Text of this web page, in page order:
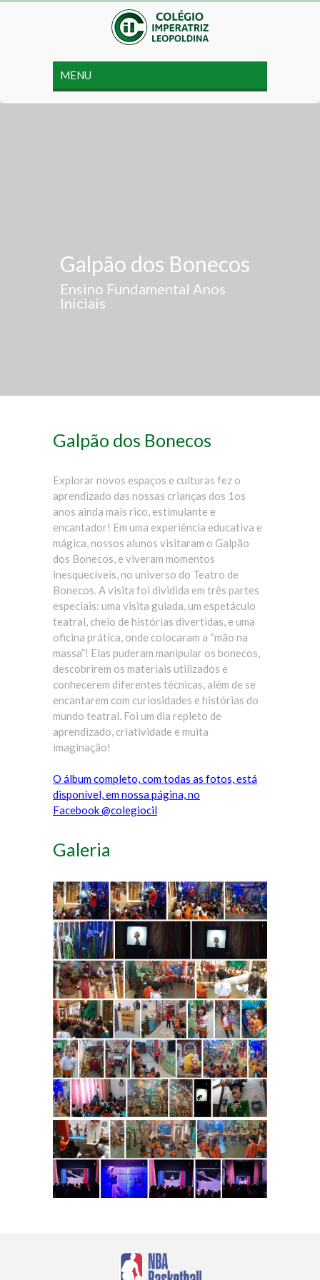
Galpão dos Bonecos
Ensino Fundamental Anos
Iniciais
Galpão dos Bonecos
Explorar novos espaços e culturas fez o
aprendizado das nossas crianças dos 1os
anos ainda mais rico, estimulante e
encantador! Em uma experiência educativa e
mágica, nossos alunos visitaram o Galpão
dos Bonecos, e viveram momentos
inesquecíveis, no universo do Teatro de
Bonecos. A visita foi dividida em três partes
especiais: uma visita guiada, um espetáculo
teatral, cheio de histórias divertidas, e uma
oficina prática, onde colocaram a “mão na
massa”! Elas puderam manipular os bonecos,
descobrirem os materiais utilizados e
conhecerem diferentes técnicas, além de se
encantarem com curiosidades e histórias do
mundo teatral. Foi um dia repleto de
aprendizado, criatividade e muita
imaginação!
O álbum completo, com todas as fotos, está
disponível, em nossa página, no
Facebook @colegiocil
Galeria